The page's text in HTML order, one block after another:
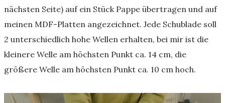
nächsten Seite) auf ein Stück Pappe übertragen und auf
meinen MDF-Platten angezeichnet. Jede Schublade soll
2 unterschiedlich hohe Wellen erhalten, bei mir ist die
kleinere Welle am höchsten Punkt ca. 14 cm, die
größere Welle am höchsten Punkt ca. 10 cm hoch.